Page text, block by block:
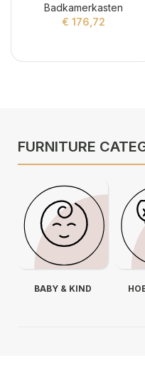
Badkamerkasten
€ 176,72
FURNITURE
BABY & KIND